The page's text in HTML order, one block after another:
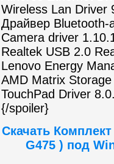
Wireless Lan Driver
Драйвер Bluetooth-
Camera driver
Realtek USB 2.0
Lenovo Energy
AMD Matrix
TouchPad Driver
{/spoiler}
Скачать
G475 ) под